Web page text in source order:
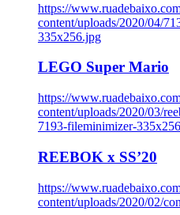
https://
content/uploads/2020/04/
335x256.jpg
LEGO Super Mario
https://
content/uploads/2020/03/
7193-fileminimizer-
REEBOK x SS’20
https://
content/uploads/2020/02/